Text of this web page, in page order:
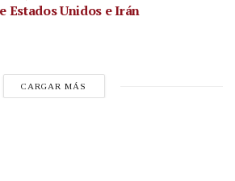
Estados Unidos e Irán
CARGAR MÁS